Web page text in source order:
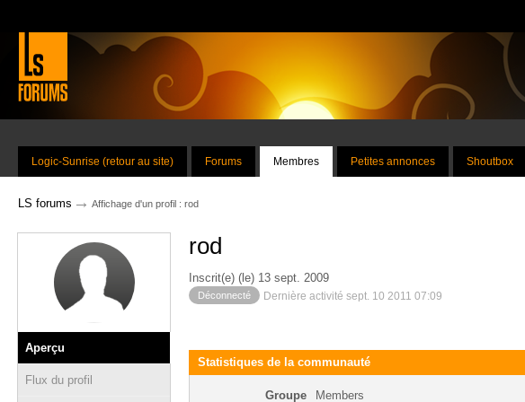
Logic-Sunrise (retour au site) Forums Membres Petites annonces Shoutbox
LS forums → Affichage d'un profil : rod
Aperçu
Flux du profil
rod
Inscrit(e) (le) 13 sept. 2009
Déconnecté Dernière activité sept. 10 2011 07:09
Statistiques de la communauté
Groupe Members